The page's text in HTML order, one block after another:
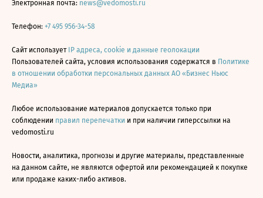
Электронная почта: news@vedomosti.ru
Телефон: +7 495 956-34-58
Сайт использует IP адреса, cookie и данные геолокации
Пользователей сайта, условия использования содержатся в Политике
в отношении обработки персональных данных АО «Бизнес Ньюс
Медиа»
Любое использование материалов допускается только при
соблюдении правил перепечатки и при наличии гиперссылки на
vedomosti.ru
Новости, аналитика, прогнозы и другие материалы, представленные
на данном сайте, не являются офертой или рекомендацией к покупке
или продаже каких-либо активов.